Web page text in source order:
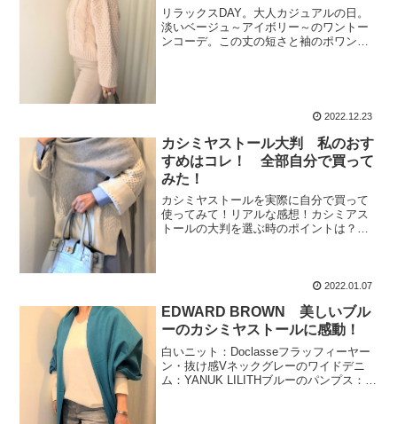
リラックスDAY。大人カジュアルの日。
淡いベージュ～アイボリー～のワントー
ンコーデ。この丈の短さと袖のポワン具
2022.12.23
カシミヤストール大判 私のおす
すめはコレ！ 全部自分で買って
みた！
カシミヤストールを実際に自分で買って
使ってみて！リアルな感想！カシミアス
トールの大判を選ぶ時のポイントは？お
2022.01.07
EDWARD BROWN 美しいブル
ーのカシミヤストールに感動！
白いニット：Doclasseフラッフィーヤー
ン・抜け感Vネックグレーのワイドデニ
ム：YANUK LILITHブルーのパンプス：モ